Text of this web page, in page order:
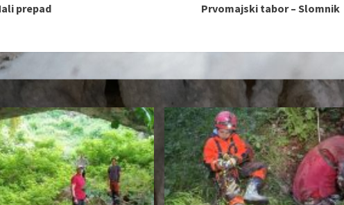
prepad
Prvomajski tabor – Slomnik